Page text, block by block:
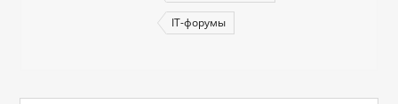
IT-форумы